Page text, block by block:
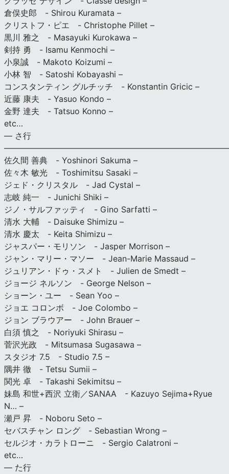
倉俣史郎 - Shirou Kuramata –
クリストフ・ピエ - Christophe Pillet –
黒川 雅之 - Masayuki Kurokawa –
剣持 勇 - Isamu Kenmochi –
小泉誠 - Makoto Koizumi –
小林 智 - Satoshi Kobayashi –
コンスタンティン グルチッチ - Konstantin Gricic –
近藤 康夫 - Yasuo Kondo –
金野 達夫 - Tatsuo Konno –
etc…
— さ行
佐久間 善典 - Yoshinori Sakuma –
佐々木 敏光 - Toshimitsu Sasaki –
ジェド・クリスタル - Jad Cystal –
志岐 純一 - Junichi Shiki –
ジノ・サルファッティ - Gino Sarfatti –
清水 大輔 - Daisuke Shimizu –
清水 慶太 - Keita Shimizu –
ジャスパー・モリソン - Jasper Morrison –
ジャン・マリー・マソー - Jean-Marie Massaud –
ジュリアン・ドゥ・スメト - Julien de Smedt –
ジョージ ネルソン - George Nelson –
ショーン・ユー - Sean Yoo –
ジョエ コロンボ - Joe Colombo –
ジョン ブラウアー - John Brauer –
白須 慎之 - Noriyuki Shirasu –
菅沢光政 - Mitsumasa Sugasawa –
スタジオ 7.5 - Studio 7.5 –
隅井 徹 - Tetsu Sumii –
関光 卓 - Takashi Sekimitsu –
妹島 和世+西沢 立衛／SANAA - Kazuyo Sejima+Ryue
N… –
瀬戸 昇 - Noboru Seto –
セバスチャン ロング - Sebastian Wrong –
セルジオ・カラトローニ - Sergio Calatroni –
etc…
— た行